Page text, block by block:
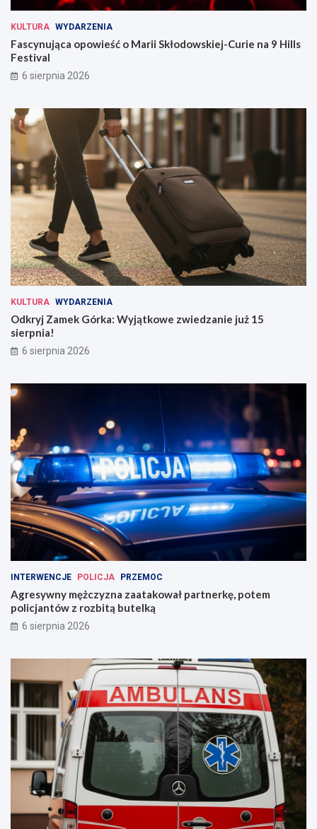
KULTURA WYDARZENIA
Fascynująca opowieść o Marii Skłodowskiej-Curie na 9 Hills
Festival
6 sierpnia 2026
KULTURA WYDARZENIA
Odkryj Zamek Górka: Wyjątkowe zwiedzanie już 15
sierpnia!
6 sierpnia 2026
INTERWENCJE POLICJA PRZEMOC
Agresywny mężczyzna zaatakował partnerkę, potem
policjantów z rozbitą butelką
6 sierpnia 2026